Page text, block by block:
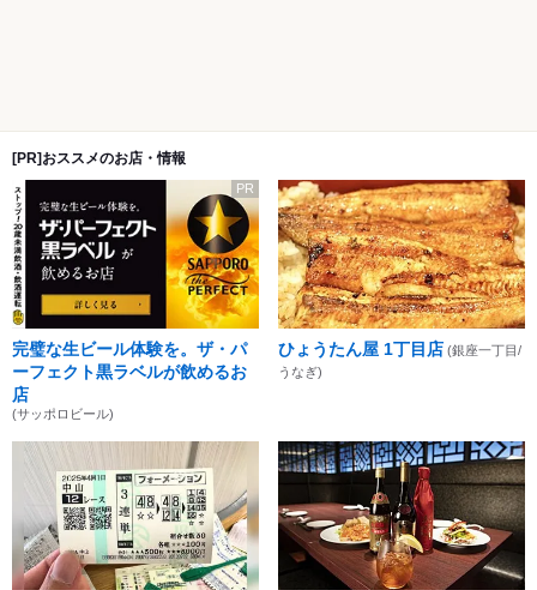
[PR]おススメのお店・情報
PR
完璧な生ビール体験を。ザ・パ
ーフェクト黒ラベルが飲めるお
店
(サッポロビール)
ひょうたん屋 1丁目店 (銀座一丁目/
うなぎ)